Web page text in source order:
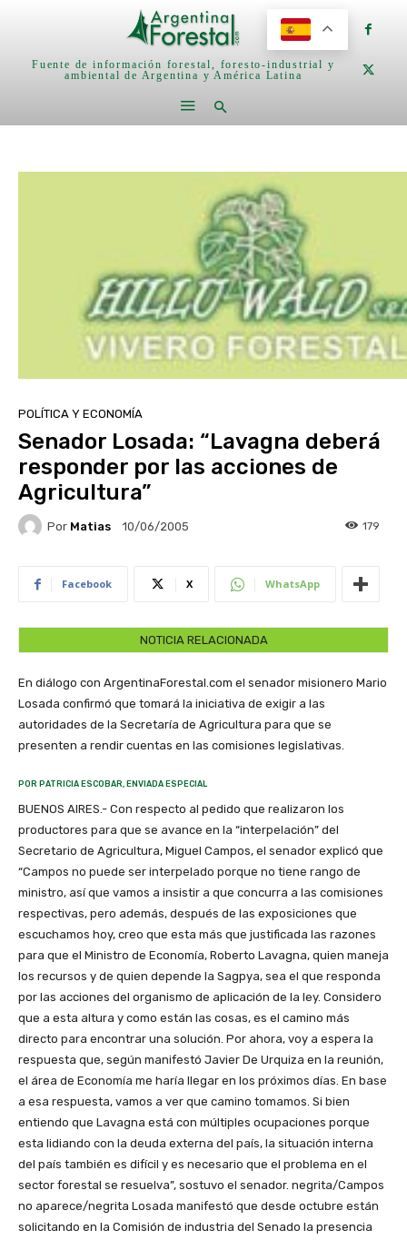
Fuente de información forestal, foresto-industrial y
ambiental de Argentina y América Latina
POLÍTICA Y ECONOMÍA
Senador Losada: “Lavagna deberá
responder por las acciones de
Agricultura”
Por Matias 10/06/2005 179
Facebook X WhatsApp
NOTICIA RELACIONADA
En diálogo con ArgentinaForestal.com el senador misionero Mario
Losada confirmó que tomará la iniciativa de exigir a las
autoridades de la Secretaría de Agricultura para que se
presenten a rendir cuentas en las comisiones legislativas.
POR PATRICIA ESCOBAR, ENVIADA ESPECIAL
BUENOS AIRES.- Con respecto al pedido que realizaron los
productores para que se avance en la “interpelación” del
Secretario de Agricultura, Miguel Campos, el senador explicó que
“Campos no puede ser interpelado porque no tiene rango de
ministro, así que vamos a insistir a que concurra a las comisiones
respectivas, pero además, después de las exposiciones que
escuchamos hoy, creo que esta más que justificada las razones
para que el Ministro de Economía, Roberto Lavagna, quien maneja
los recursos y de quien depende la Sagpya, sea el que responda
por las acciones del organismo de aplicación de la ley. Considero
que a esta altura y como están las cosas, es el camino más
directo para encontrar una solución. Por ahora, voy a espera la
respuesta que, según manifestó Javier De Urquiza en la reunión,
el área de Economía me haría llegar en los próximos días. En base
a esa respuesta, vamos a ver que camino tomamos. Si bien
entiendo que Lavagna está con múltiples ocupaciones porque
esta lidiando con la deuda externa del país, la situación interna
del país también es difícil y es necesario que el problema en el
sector forestal se resuelva”, sostuvo el senador. negrita/Campos
no aparece/negrita Losada manifestó que desde octubre están
solicitando en la Comisión de industria del Senado la presencia